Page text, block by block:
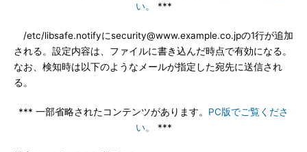
い。
***
/etc/libsafe.notifyにsecurity@www.example.co.jpの1行が追加
される。設定内容は、ファイルに書き込んだ時点で有効になる。
なお、検知時は以下のようなメールが指定した宛先に送信され
る。
*** 一部省略されたコンテンツがあります。 PC版でご覧くださ
い。
***